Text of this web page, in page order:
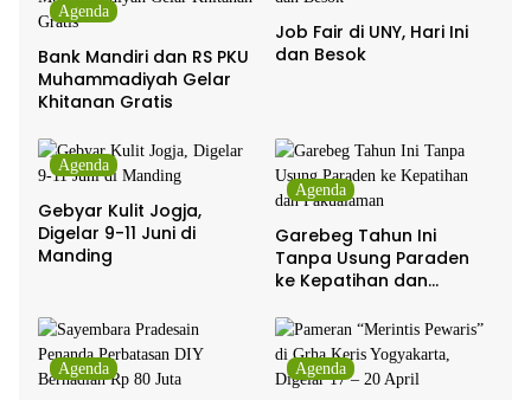
Agenda
Bank Mandiri dan RS PKU
Muhammadiyah Gelar
Khitanan Gratis
Job Fair di UNY, Hari Ini
dan Besok
Agenda
Gebyar Kulit Jogja,
Digelar 9-11 Juni di
Manding
Agenda
Garebeg Tahun Ini
Tanpa Usung Paraden
ke Kepatihan dan
Agenda Agenda